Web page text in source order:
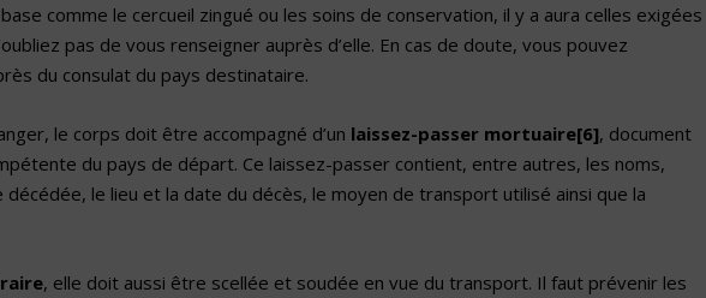
comme le cercueil zingué ou les soins de conservation, il y a aura celles exigées
pas de vous renseigner auprès d’elle. En cas de doute, vous pouvez
du consulat du pays destinataire.
le corps doit être accompagné d’un laissez-passer mortuaire[6], document
du pays de départ. Ce laissez-passer contient, entre autres, les noms,
le lieu et la date du décès, le moyen de transport utilisé ainsi que la
, elle doit aussi être scellée et soudée en vue du transport. Il faut prévenir les